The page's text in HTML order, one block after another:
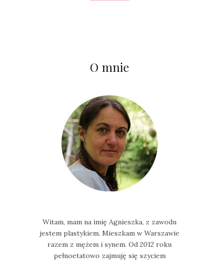
O mnie
Witam, mam na imię Agnieszka, z zawodu
jestem plastykiem. Mieszkam w Warszawie
razem z mężem i synem. Od 2012 roku
pełnoetatowo zajmuję się szyciem